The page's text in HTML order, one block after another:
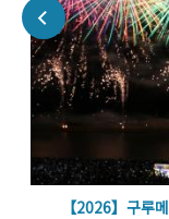
【2026】구루